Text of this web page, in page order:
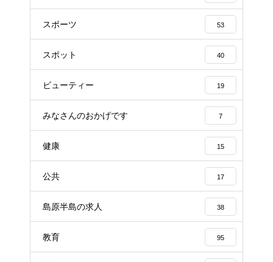
スポーツ 53
スポット 40
ビューティー 19
みなさんのおかげです 7
健康 15
公共 17
島原半島の求人 38
教育 95